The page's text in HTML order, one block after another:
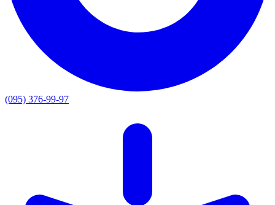
(095) 376-99-97